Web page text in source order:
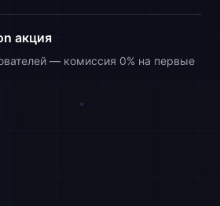
акция
— комиссия 0% на первые